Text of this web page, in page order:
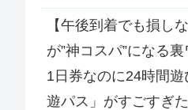
【午後到着でも損し
が”神コスパ”になる
1日券なのに24時間
遊パス」がすごすぎた